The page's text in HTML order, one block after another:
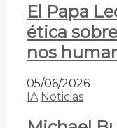
El Papa
ética
nos
05/06/2026
IA Noticias